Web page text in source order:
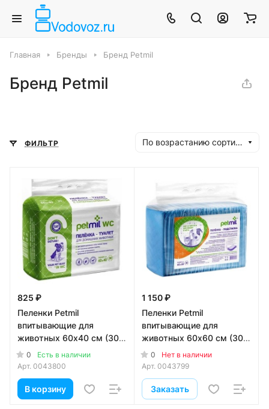
Главная Бренды Бренд Petmil
Бренд Petmil
ФИЛЬТР По возрастанию сортировки
825 ₽
Пеленки Petmil
впитывающие для
животных 60х40 см (30
шт)
0
Есть в наличии
Арт. 0043800
В корзину
1 150 ₽
Пеленки Petmil
впитывающие для
животных 60х60 см (30
шт)
0
Нет в наличии
Арт. 0043799
Заказать